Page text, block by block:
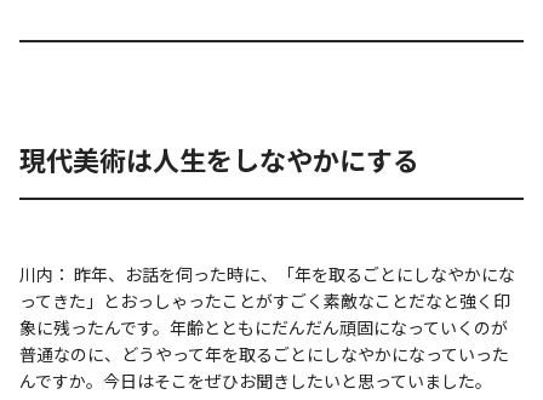
現代美術は人生をしなやかにする
川内： 昨年、お話を伺った時に、「年を取るごとにしなやかにな
ってきた」とおっしゃったことがすごく素敵なことだなと強く印
象に残ったんです。年齢とともにだんだん頑固になっていくのが
普通なのに、どうやって年を取るごとにしなやかになっていった
んですか。今日はそこをぜひお聞きしたいと思っていました。